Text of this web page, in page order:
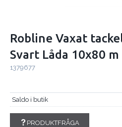
Robline Vaxat
Svart Låda 10x80 m
1379677
Saldo i butik
PRODUKTFRÅGA